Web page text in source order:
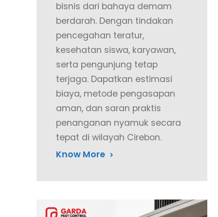
bisnis dari bahaya demam
berdarah. Dengan tindakan
pencegahan teratur,
kesehatan siswa, karyawan,
serta pengunjung tetap
terjaga. Dapatkan estimasi
biaya, metode pengasapan
aman, dan saran praktis
penanganan nyamuk secara
tepat di wilayah Cirebon.
Know More